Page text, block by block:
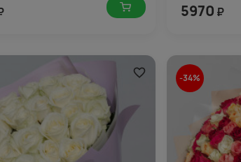
5970 ₽
-34%